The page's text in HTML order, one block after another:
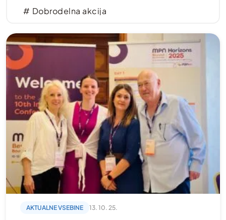
Dobrodelna akcija
Gibanje
Hodgkinov limfom
Kampanija
Kronična limfocitna levkemija
Kronična mieloična levkemija
Mednarodno
Mielodisplastični sindrom
Mieloproliferativne novotvorbe
AKTUALNE VSEBINE 13. 10. 25.